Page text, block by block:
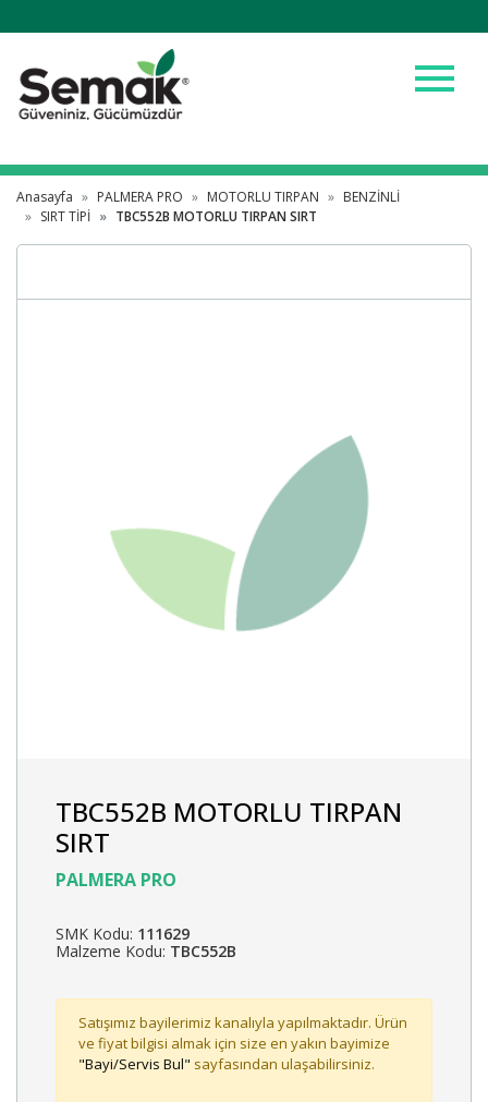
menu
Anasayfa PALMERA PRO MOTORLU TIRPAN
BENZİNLİ
SIRT TİPİ
TBC552B MOTORLU TIRPAN SIRT
TBC552B MOTORLU TIRPAN
SIRT
PALMERA PRO
SMK Kodu: 111629
Malzeme Kodu: TBC552B
Satışımız bayilerimiz kanalıyla yapılmaktadır. Ürün
ve fiyat bilgisi almak için size en yakın bayimize
"Bayi/Servis Bul" sayfasından ulaşabilirsiniz.